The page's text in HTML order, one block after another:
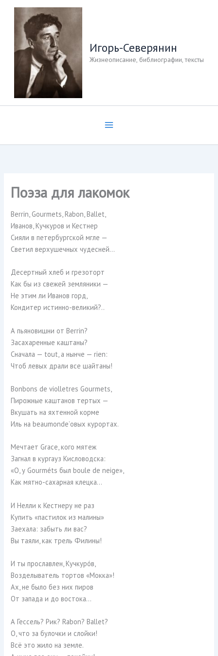
Перейти
содержимому
Игорь-Северянин
Жизнеописание, библиографии, тексты
Поэза для лакомок
Berrin, Gourmets, Rabon, Ballet,
Иванов, Кучкуров и Кестнер
Сияли в петербургской мгле —
Светил верхушечных чудесней…
Десертный хлеб и грезоторт
Как бы из свежей земляники —
Не этим ли Иванов горд,
Кондитер истинно-великий?..
А пьяновишни от Berrin?
Засахаренные каштаны?
Сначала — tout, а нынче — rien:
Чтоб левых драли все шайтаны!
Bonbons de violletres Gourmets,
Пирожные каштанов тертых —
Вкушать на яхтенной корме
Иль на bеаumоndе’овых курортах.
Мечтает Grace, кого мятеж
Загнал в кургауз Кисловодска:
«О, у Gourméts был boule de neige»,
Как мятно-сахарная клецка…
И Нелли к Кестнеру не раз
Купить «пастилок из малины»
Заехала: забыть ли вас?
Вы таяли, как трель Филины!
И ты прославлен, Кучкурóв,
Возделыватель тортов «Мокка»!
Ах, не было без них пиров
От запада и до востока…
А Гессель? Рик? Rabon? Ballet?
О, что за булочки и слойки!
Всё это жило на земле.